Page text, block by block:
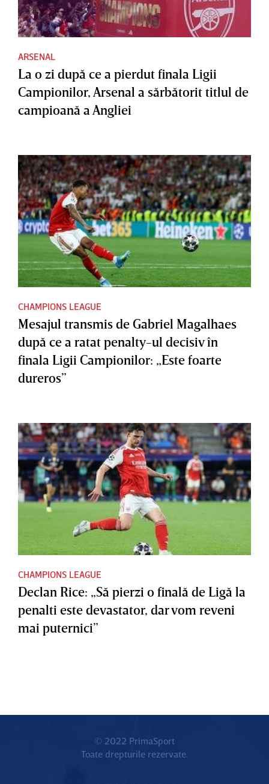
ARSENAL
La o zi după ce a pierdut finala Ligii
Campionilor, Arsenal a sărbătorit titlul de
campioană a Angliei
CHAMPIONS LEAGUE
Mesajul transmis de Gabriel Magalhaes
după ce a ratat penalty-ul decisiv în
finala Ligii Campionilor: „Este foarte
dureros”
CHAMPIONS LEAGUE
Declan Rice: „Să pierzi o finală de Ligă la
penalti este devastator, dar vom reveni
mai puternici”
© 2022 PrimaSport
Toate drepturile rezervate.